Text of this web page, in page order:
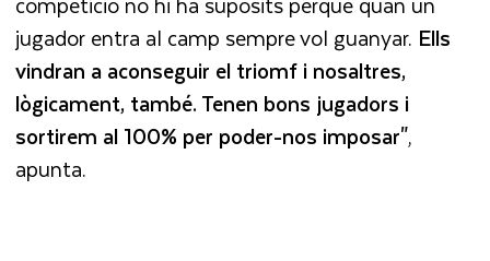
jugador entra al camp sempre vol guanyar. Ells
vindran a aconseguir el triomf i nosaltres,
lògicament, també. Tenen bons jugadors i
sortirem al 100% per poder-nos imposar",
apunta.